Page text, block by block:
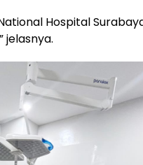
Hospital
jelasnya.